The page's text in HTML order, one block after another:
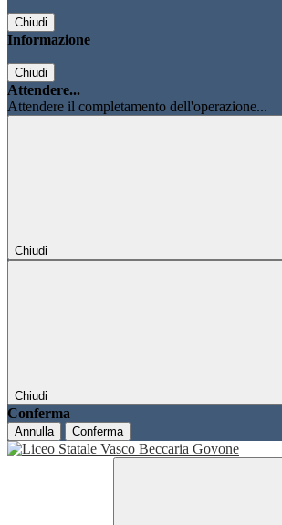
Chiudi
Informazione
Chiudi
Attendere...
Attendere il completamento dell'operazione...
Chiudi
Chiudi
Conferma
Annulla Conferma